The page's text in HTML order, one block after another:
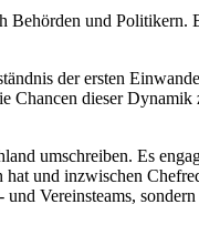
Behörden und
der ersten
Chancen dieser
umschreiben. Es
und inzwischen
Vereinsteams,